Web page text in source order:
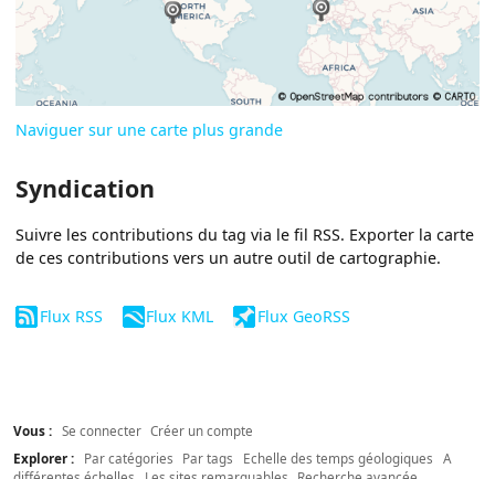
Naviguer sur une carte plus grande
Syndication
Suivre les contributions du tag via le fil RSS. Exporter la carte
de ces contributions vers un autre outil de cartographie.
Flux RSS Flux KML Flux GeoRSS
Vous : Se connecter Créer un compte
Explorer :
Par catégories Par tags Echelle des temps géologiques
A